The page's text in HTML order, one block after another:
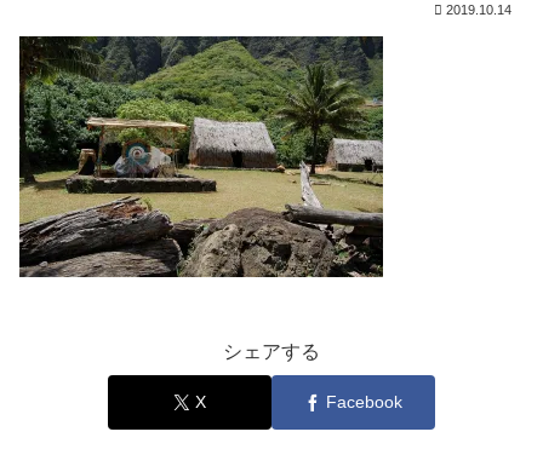
2019.10.14
シェアする
X Facebook